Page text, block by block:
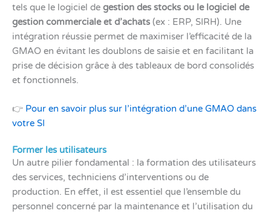
tels que le logiciel de gestion des stocks ou le logiciel de
gestion commerciale et d’achats (ex : ERP, SIRH). Une
intégration réussie permet de maximiser l’efficacité de la
GMAO en évitant les doublons de saisie et en facilitant la
prise de décision grâce à des tableaux de bord consolidés
et fonctionnels.
👉 Pour en savoir plus sur l’intégration d’une GMAO dans
votre SI
Former les utilisateurs
Un autre pilier fondamental : la formation des utilisateurs
des services, techniciens d’interventions ou de
production. En effet, il est essentiel que l’ensemble du
personnel concerné par la maintenance et l’utilisation du